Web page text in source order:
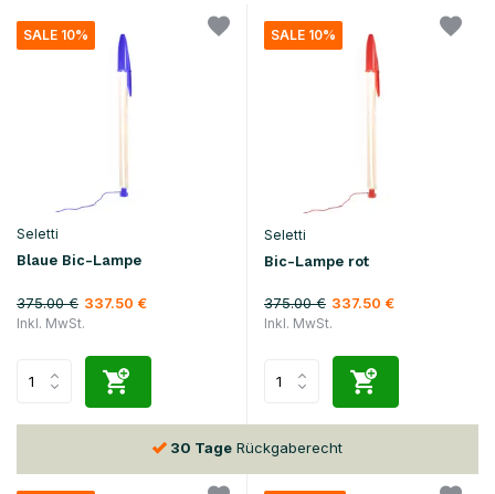
SALE 10%
Seletti
Blaue Bic-Lampe
375.00 € 337.50 €
Inkl. MwSt.
SALE 10%
Seletti
Bic-Lampe rot
375.00 € 337.50 €
Inkl. MwSt.
30 TageRückgaberecht